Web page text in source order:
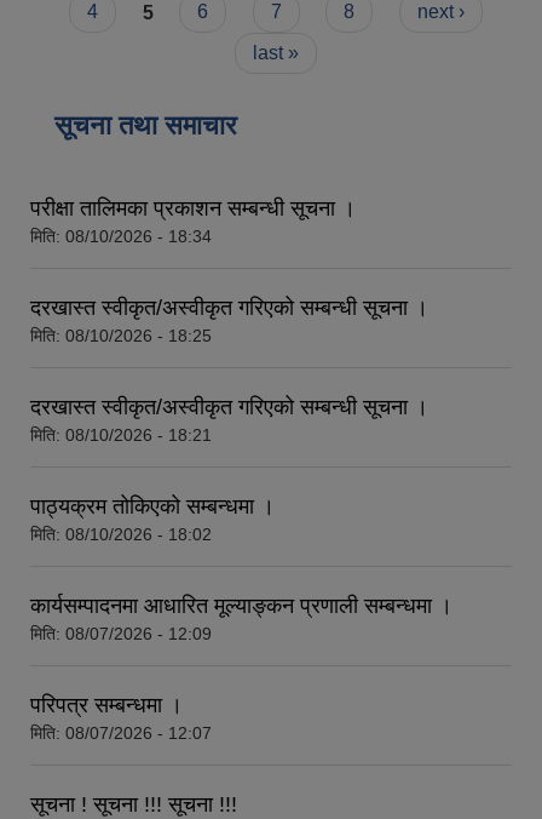
4
5 6 7 8
next ›
last »
सूचना तथा समाचार
परीक्षा तालिमका प्रकाशन सम्बन्धी सूचना ।
मिति: 08/10/2026 - 18:34
दरखास्त स्वीकृत/अस्वीकृत गरिएको सम्बन्धी सूचना ।
मिति: 08/10/2026 - 18:25
दरखास्त स्वीकृत/अस्वीकृत गरिएको सम्बन्धी सूचना ।
मिति: 08/10/2026 - 18:21
पाठ्यक्रम तोकिएको सम्बन्धमा ।
मिति: 08/10/2026 - 18:02
कार्यसम्पादनमा आधारित मूल्याङ्कन प्रणाली सम्बन्धमा ।
मिति: 08/07/2026 - 12:09
परिपत्र सम्बन्धमा ।
मिति: 08/07/2026 - 12:07
सूचना ! सूचना !!! सूचना !!!